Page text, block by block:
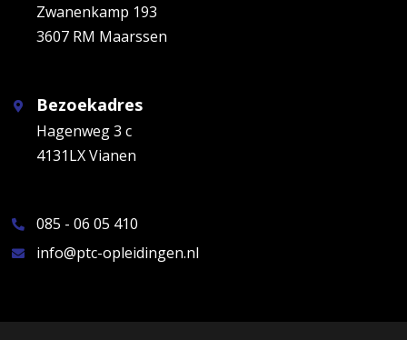
Zwanenkamp 193
3607 RM Maarssen
Bezoekadres
Hagenweg 3 c
4131LX Vianen
085 - 06 05 410
info@ptc-opleidingen.nl